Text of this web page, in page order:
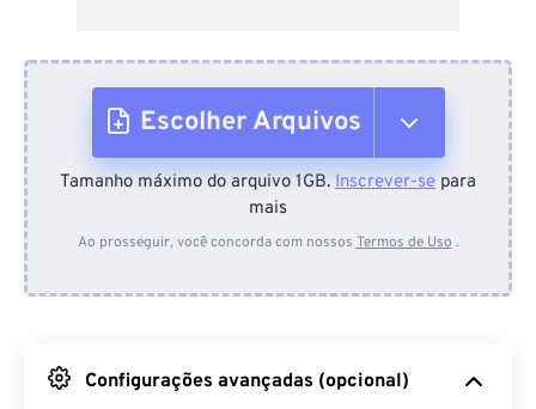
Escolher Arquivos
Do dispositivo
Do Google Drive
Tamanho máximo do arquivo 1GB. Inscrever-se para
mais
Ao prosseguir, você concorda com nossos Termos de Uso .
Configurações avançadas (opcional)